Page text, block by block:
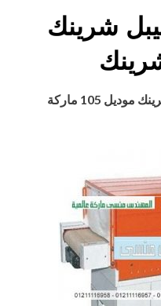
شرينك
موديل 105 ماركة